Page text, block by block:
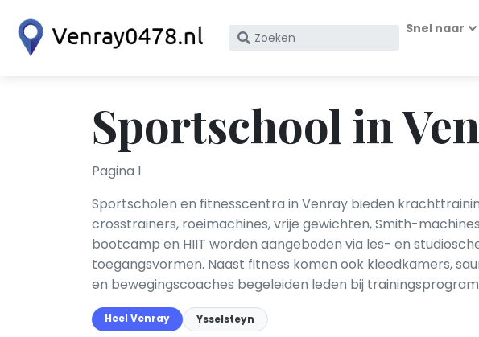
Zoek
KvK
nummer
Snel naar
Sportschool in
Pagina 1
Sportscholen en fitnesscentra in Venray bieden
crosstrainers, roeimachines, vrije gewichten, Smith-
bootcamp en HIIT worden aangeboden via les- en
toegangsvormen. Naast fitness komen ook kleedkamers,
en bewegingscoaches begeleiden leden bij
Heel Venray Ysselsteyn